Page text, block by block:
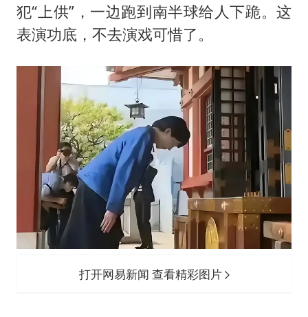
犯“上供”，一边跑到南半球给人下跪。这
表演功底，不去演戏可惜了。
打开网易新闻 查看精彩图片